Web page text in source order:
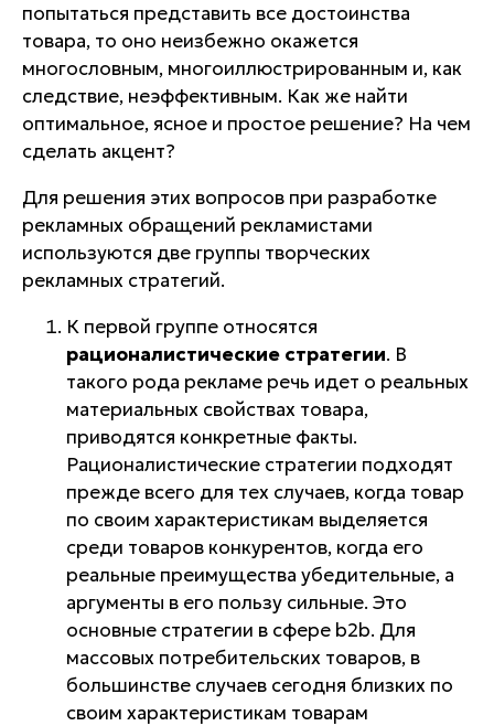
попытаться представить все достоинства
товара, то оно неизбежно окажется
многословным, многоиллюстрированным и, как
следствие, неэффективным. Как же найти
оптимальное, ясное и простое решение? На чем
сделать акцент?
Для решения этих вопросов при разработке
рекламных обращений рекламистами
используются две группы творческих
рекламных стратегий.
К первой группе относятся
рационалистические стратегии. В
такого рода рекламе речь идет о реальных
материальных свойствах товара,
приводятся конкретные факты.
Рационалистические стратегии подходят
прежде всего для тех случаев, когда товар
по своим характеристикам выделяется
среди товаров конкурентов, когда его
реальные преимущества убедительные, а
аргументы в его пользу сильные. Это
основные стратегии в сфере b2b. Для
массовых потребительских товаров, в
большинстве случаев сегодня близких по
своим характеристикам товарам